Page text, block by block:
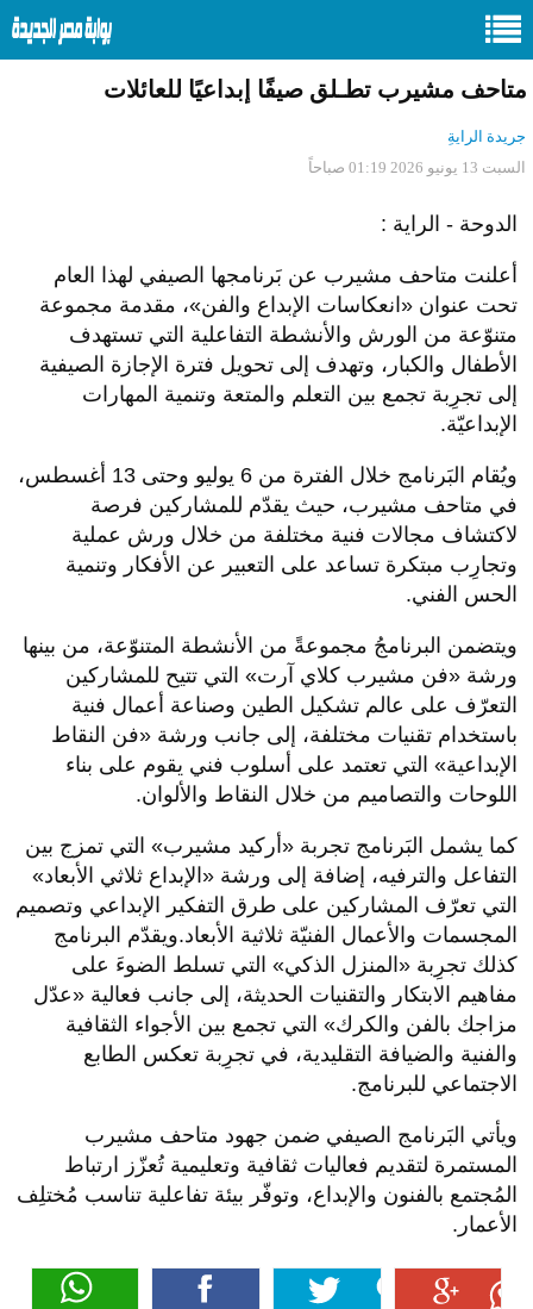
متاحف مشيرب تطـلق صيفًا إبداعيًا للعائلات
جريدة الرايةِ
السبت 13 يونيو 2026 01:19 صباحاً
الدوحة - الراية :
أعلنت متاحف مشيرب عن بَرنامجها الصيفي لهذا العام
تحت عنوان «انعكاسات الإبداع والفن»، مقدمة مجموعة
متنوّعة من الورش والأنشطة التفاعلية التي تستهدف
الأطفال والكبار، وتهدف إلى تحويل فترة الإجازة الصيفية
إلى تجرِبة تجمع بين التعلم والمتعة وتنمية المهارات
الإبداعيّة.
ويُقام البَرنامج خلال الفترة من 6 يوليو وحتى 13 أغسطس،
في متاحف مشيرب، حيث يقدّم للمشاركين فرصة
لاكتشاف مجالات فنية مختلفة من خلال ورش عملية
وتجارِب مبتكرة تساعد على التعبير عن الأفكار وتنمية
الحس الفني.
ويتضمن البرنامجُ مجموعةً من الأنشطة المتنوّعة، من بينها
ورشة «فن مشيرب كلاي آرت» التي تتيح للمشاركين
التعرّف على عالم تشكيل الطين وصناعة أعمال فنية
باستخدام تقنيات مختلفة، إلى جانب ورشة «فن النقاط
الإبداعية» التي تعتمد على أسلوب فني يقوم على بناء
اللوحات والتصاميم من خلال النقاط والألوان.
كما يشمل البَرنامج تجربة «أركيد مشيرب» التي تمزج بين
التفاعل والترفيه، إضافة إلى ورشة «الإبداع ثلاثي الأبعاد»
التي تعرّف المشاركين على طرق التفكير الإبداعي وتصميم
المجسمات والأعمال الفنيّة ثلاثية الأبعاد.ويقدّم البرنامج
كذلك تجرِبة «المنزل الذكي» التي تسلط الضوءَ على
مفاهيم الابتكار والتقنيات الحديثة، إلى جانب فعالية «عدّل
مزاجك بالفن والكرك» التي تجمع بين الأجواء الثقافية
والفنية والضيافة التقليدية، في تجرِبة تعكس الطابع
الاجتماعي للبرنامج.
ويأتي البَرنامج الصيفي ضمن جهود متاحف مشيرب
المستمرة لتقديم فعاليات ثقافية وتعليمية تُعزّز ارتباط
المُجتمع بالفنون والإبداع، وتوفّر بيئة تفاعلية تناسب مُختلِف
الأعمار.